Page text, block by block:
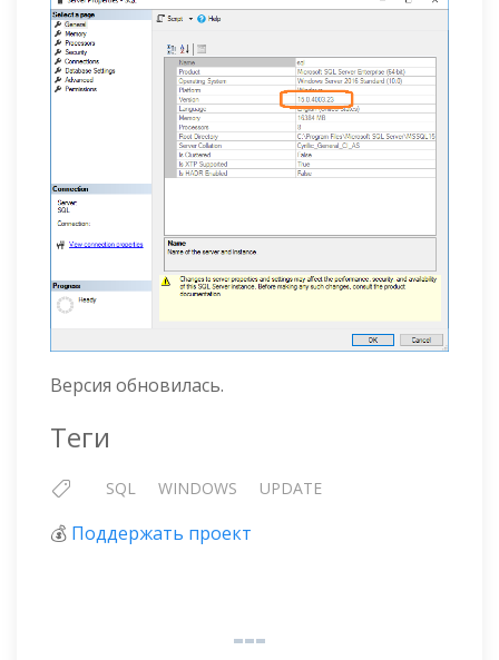
Версия обновилась.
Теги
SQL WINDOWS UPDATE
💰 Поддержать проект